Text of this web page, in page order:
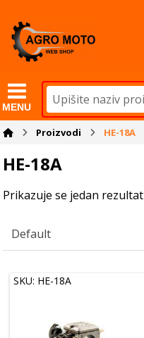
MENU
Proizvodi HE-18A
HE-18A
Prikazuje se jedan rezultat
SKU: HE-18A